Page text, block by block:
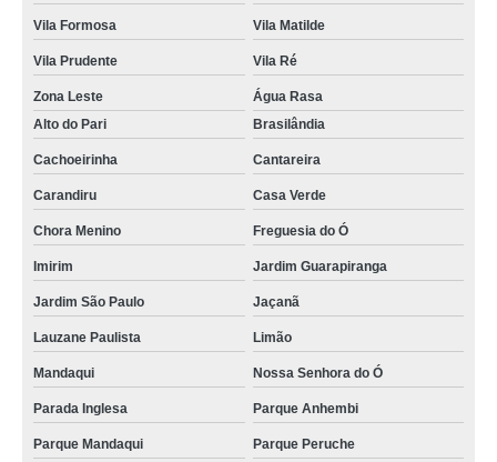
brownie lembrancinha Bairro do Limão
brownie personalizado corporativo valor Brasilândia
brownie personalizado para brindes Parque Peruche
mini brownie casamento preço Vila Curuçá
mini brownie para casamento preço Penha de França
mini brownie personalizado preço Vila Endres
comprar brownie personalizado Bairro do Limão
comprar brownie personalizado para brindes Jardim Bonfiglioli
mini brownie personalizado para casamento valor Jardim Adhemar de
Barros
comprar mini brownie Jardim Santa Terezinha
Vila Formosa Vila Matilde
Vila Prudente Vila Ré
Zona Leste
Água Rasa
Alto do Pari
Brasilândia
Cachoeirinha Cantareira
Carandiru Casa Verde
Chora Menino Freguesia do Ó
Imirim Jardim Guarapiranga
Jardim São Paulo Jaçanã
Lauzane Paulista Limão
Mandaqui Nossa Senhora do Ó
Parada Inglesa Parque Anhembi
Parque Mandaqui Parque Peruche